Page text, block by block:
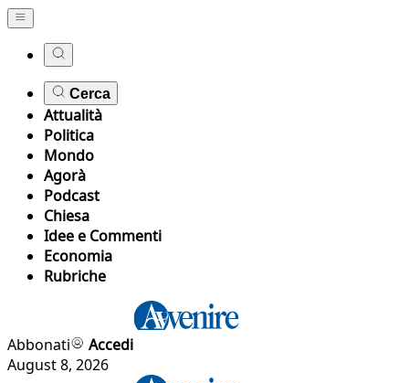
Cerca
Attualità
Politica
Mondo
Agorà
Podcast
Chiesa
Idee e Commenti
Economia
Rubriche
Abbonati
Accedi
August 8, 2026